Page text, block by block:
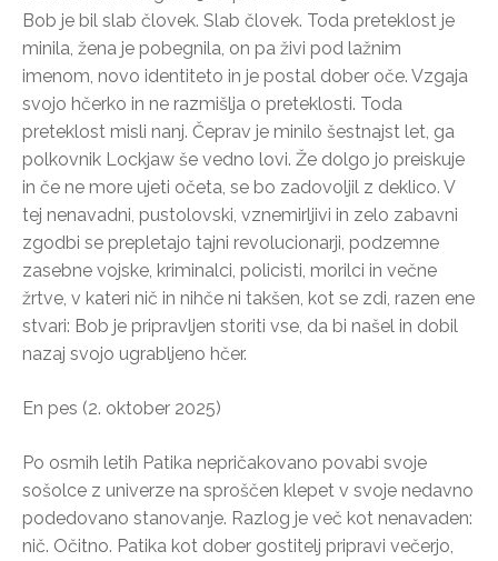
Bob je bil slab človek. Slab človek. Toda preteklost je
minila, žena je pobegnila, on pa živi pod lažnim
imenom, novo identiteto in je postal dober oče. Vzgaja
svojo hčerko in ne razmišlja o preteklosti. Toda
preteklost misli nanj. Čeprav je minilo šestnajst let, ga
polkovnik Lockjaw še vedno lovi. Že dolgo jo preiskuje
in če ne more ujeti očeta, se bo zadovoljil z deklico. V
tej nenavadni, pustolovski, vznemirljivi in zelo zabavni
zgodbi se prepletajo tajni revolucionarji, podzemne
zasebne vojske, kriminalci, policisti, morilci in večne
žrtve, v kateri nič in nihče ni takšen, kot se zdi, razen ene
stvari: Bob je pripravljen storiti vse, da bi našel in dobil
nazaj svojo ugrabljeno hčer.
En pes (2. oktober 2025)
Po osmih letih Patika nepričakovano povabi svoje
sošolce z univerze na sproščen klepet v svoje nedavno
podedovano stanovanje. Razlog je več kot nenavaden:
nič. Očitno. Patika kot dober gostitelj pripravi večerjo,